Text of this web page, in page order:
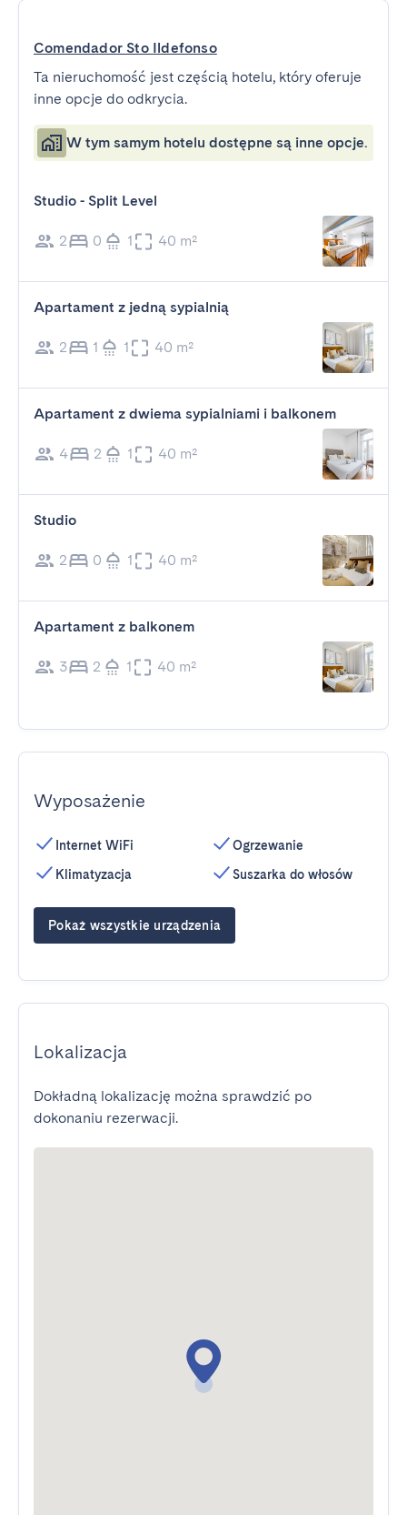
Comendador Sto Ildefonso
Ta nieruchomość jest częścią hotelu, który oferuje
inne opcje do odkrycia.
W tym samym hotelu dostępne są inne opcje.
Studio - Split Level
2 0 1 40 m²
Apartament z jedną sypialnią
2 1 1 40 m²
Apartament z dwiema sypialniami i balkonem
4 2 1 40 m²
Studio
2 0 1 40 m²
Apartament z balkonem
3 2 1 40 m²
Wyposażenie
Internet WiFi
Klimatyzacja
Ogrzewanie
Suszarka do włosów
Pokaż wszystkie urządzenia
Lokalizacja
Dokładną lokalizację można sprawdzić po
dokonaniu rezerwacji.